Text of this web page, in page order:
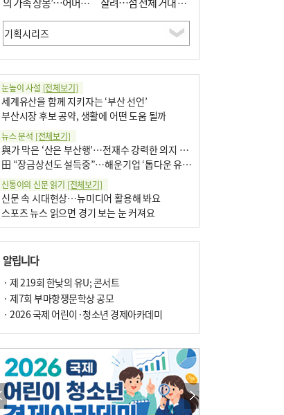
와 행복 꿈꿔
원으로 조성”
눈높이 사설 [전체보기]
세계유산을 함께 지키자는 ‘부산 선언’
부산시장 후보 공약, 생활에 어떤 도움 될까
뉴스 분석 [전체보기]
與가 막은 ‘산은 부산행’…전재수 강력한 의지 표명 없인 공염불
田 “장금상선도 설득중”…해운기업 ‘톱다운 유치전’ 가속
신통이의 신문 읽기 [전체보기]
신문 속 시대현상…뉴미디어 활용해 봐요
스포츠 뉴스 읽으면 경기 보는 눈 커져요
구·군 승진 축하화분 관행 없애자니 소상공인 울상
팩트체크[전체보기]
의령 한우산 털중나리
한 손 뉴스[전체보기]
시민이 개발한 폭염 대응 앱 ‘그늘로’ 길안내 지도 등 인기
골목 맛집 발굴 고메 셀렉션…부산시, 페스티벌 시월 연계
알립니다
· 제 219회 한낮의 유U; 콘서트
· 제7회 부마항쟁문학상 공모
· 2026 국제 어린이·청소년 경제아카데미